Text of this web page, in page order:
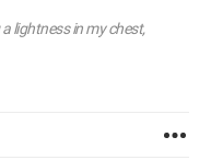
Translation.ashx");
lightness in my chest,